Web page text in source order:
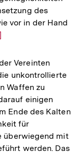
des
vor in der Hand
Vereinten
unkontrollierte
Waffen zu
einigen
Ende des Kalten
für
überwiegend mit
werden. Das